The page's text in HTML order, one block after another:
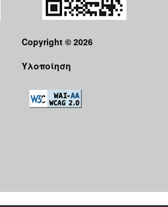
Copyright © 2026
Υλοποίηση